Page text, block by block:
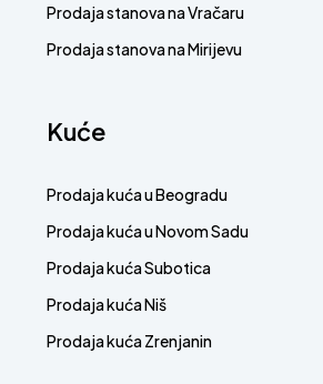
Prodaja stanova na Vračaru
Prodaja stanova na Mirijevu
Kuće
Prodaja kuća u Beogradu
Prodaja kuća u Novom Sadu
Prodaja kuća Subotica
Prodaja kuća Niš
Prodaja kuća Zrenjanin